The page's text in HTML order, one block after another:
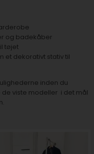
og badekåber
tøjet
et dekorativt stativ til
inden du
de viste modeller i det mål